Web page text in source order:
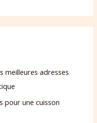
meilleures adresses
pour une cuisson